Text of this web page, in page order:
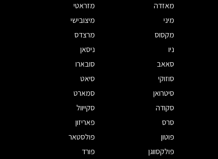
מאזדה
מזראטי
מיני
מיצובישי
מקסוס
מרצדס
ניו
ניסאן
סאאב
סובארו
סוזוקי
סיאט
סיטרואן
סמארט
סקודה
סקייוול
סרס
פאריזון
פוטון
פולסטאר
פולקסווגן
פורד